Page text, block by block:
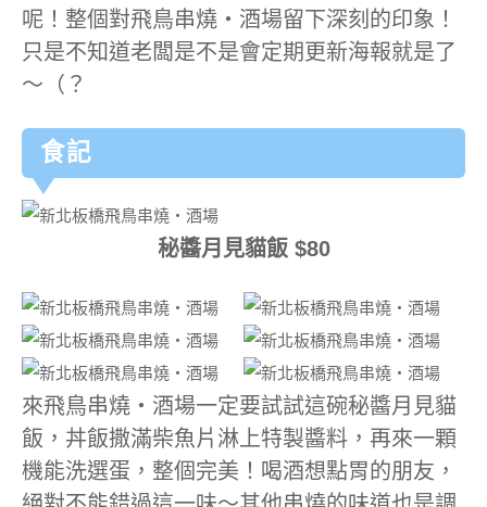
呢！整個對飛鳥串燒‧酒場留下深刻的印象！
只是不知道老闆是不是會定期更新海報就是了
～（？
食記
秘醬月見貓飯 $80
來飛鳥串燒‧酒場一定要試試這碗秘醬月見貓
飯，丼飯撒滿柴魚片淋上特製醬料，再來一顆
機能洗選蛋，整個完美！喝酒想點胃的朋友，